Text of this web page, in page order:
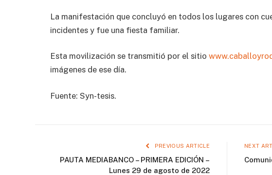
La manifestación que concluyó en todos los lugares con
incidentes y fue una fiesta familiar.
Esta movilización se transmitió por el sitio
imágenes de ese día.
Fuente: Syn-tesis.
PREVIOUS ARTICLE
PAUTA MEDIABANCO – PRIMERA EDICIÓN –
Lunes 29 de agosto de 2022
NEXT